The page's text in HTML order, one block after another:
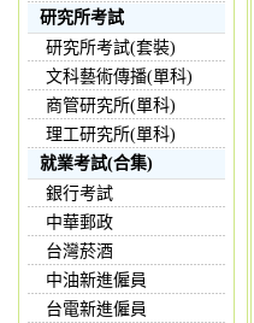
研究所考試
研究所考試(套裝)
文科藝術傳播(單科)
商管研究所(單科)
理工研究所(單科)
就業考試(合集)
銀行考試
中華郵政
台灣菸酒
中油新進僱員
台電新進僱員